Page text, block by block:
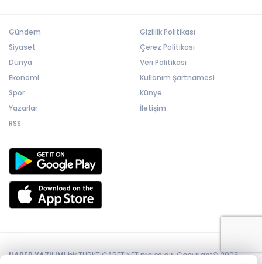
Gündem
Siyaset
Dünya
Ekonomi
Spor
Yazarlar
RSS
Gizlilik Politikası
Çerez Politikası
Veri Politikası
Kullanım Şartnamesi
Künye
İletişim
HABER YAZILIMIbir TURKTICARET.NET projesidir. Copyright© 2006-